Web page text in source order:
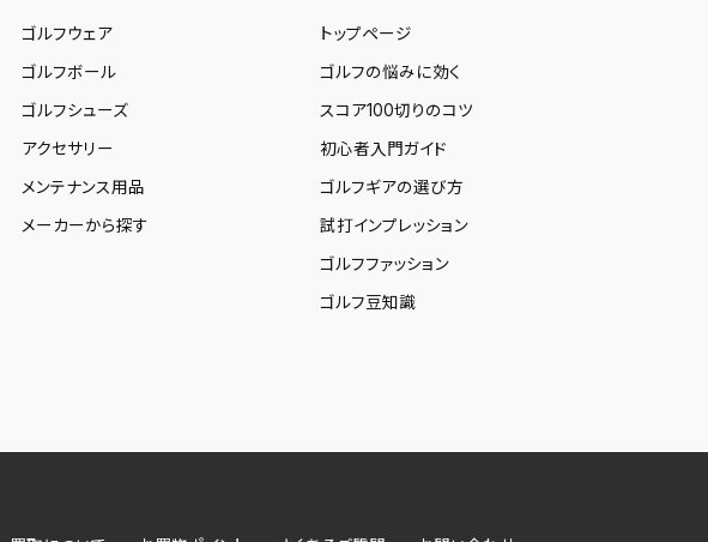
ゴルフウェア
ゴルフボール
ゴルフシューズ
アクセサリー
メンテナンス用品
メーカーから探す
トップページ
ゴルフの悩みに効く
スコア100切りのコツ
初心者入門ガイド
ゴルフギアの選び方
試打インプレッション
ゴルフファッション
ゴルフ豆知識